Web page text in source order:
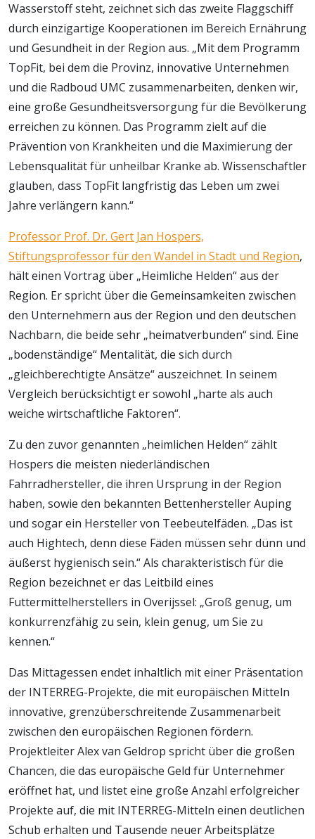
Wasserstoff steht, zeichnet sich das zweite Flaggschiff
durch einzigartige Kooperationen im Bereich Ernährung
und Gesundheit in der Region aus. „Mit dem Programm
TopFit, bei dem die Provinz, innovative Unternehmen
und die Radboud UMC zusammenarbeiten, denken wir,
eine große Gesundheitsversorgung für die Bevölkerung
erreichen zu können. Das Programm zielt auf die
Prävention von Krankheiten und die Maximierung der
Lebensqualität für unheilbar Kranke ab. Wissenschaftler
glauben, dass TopFit langfristig das Leben um zwei
Jahre verlängern kann.“
Professor Prof. Dr. Gert Jan Hospers,
Stiftungsprofessor für den Wandel in Stadt und Region,
hält einen Vortrag über „Heimliche Helden“ aus der
Region. Er spricht über die Gemeinsamkeiten zwischen
den Unternehmern aus der Region und den deutschen
Nachbarn, die beide sehr „heimatverbunden“ sind. Eine
„bodenständige“ Mentalität, die sich durch
„gleichberechtigte Ansätze“ auszeichnet. In seinem
Vergleich berücksichtigt er sowohl „harte als auch
weiche wirtschaftliche Faktoren“.
Zu den zuvor genannten „heimlichen Helden“ zählt
Hospers die meisten niederländischen
Fahrradhersteller, die ihren Ursprung in der Region
haben, sowie den bekannten Bettenhersteller Auping
und sogar ein Hersteller von Teebeutelfäden. „Das ist
auch Hightech, denn diese Fäden müssen sehr dünn und
äußerst hygienisch sein.“ Als charakteristisch für die
Region bezeichnet er das Leitbild eines
Futtermittelherstellers in Overijssel: „Groß genug, um
konkurrenzfähig zu sein, klein genug, um Sie zu
kennen.“
Das Mittagessen endet inhaltlich mit einer Präsentation
der INTERREG-Projekte, die mit europäischen Mitteln
innovative, grenzüberschreitende Zusammenarbeit
zwischen den europäischen Regionen fördern.
Projektleiter Alex van Geldrop spricht über die großen
Chancen, die das europäische Geld für Unternehmer
eröffnet hat, und listet eine große Anzahl erfolgreicher
Projekte auf, die mit INTERREG-Mitteln einen deutlichen
Schub erhalten und Tausende neuer Arbeitsplätze